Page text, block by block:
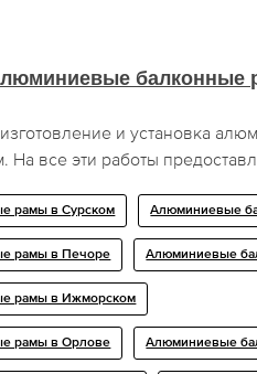
балконные
и установка
На все эти работы
рамы в Сурском Алюминиевые
рамы в Печоре Алюминиевые
рамы в Ижморском
рамы в Орлове Алюминиевые